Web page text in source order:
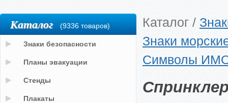
Каталог /
Знаки
Символы ИМО
Каталог (9336 товаров)
Знаки безопасности
Планы эвакуации
Стенды
Плакаты